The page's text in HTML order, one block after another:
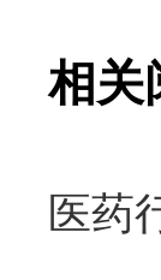
相关
医药